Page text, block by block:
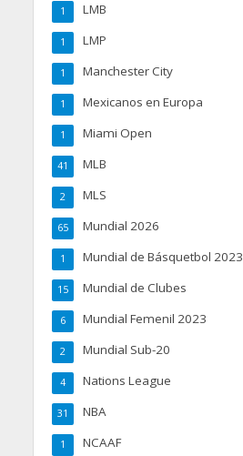
LMB
1
LMP
1
Manchester City
1
Mexicanos en Europa
1
Miami Open
1
MLB
41
MLS
2
Mundial 2026
65
Mundial de Básquetbol 2023
1
Mundial de Clubes
15
Mundial Femenil 2023
6
Mundial Sub-20
2
Nations League
4
NBA
31
NCAAF
1